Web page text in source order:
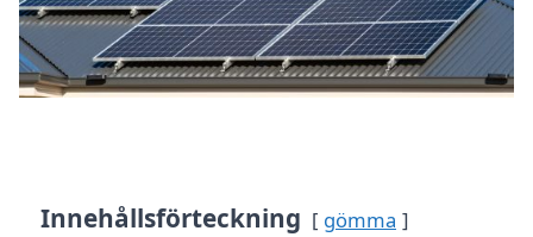
Innehållsförteckning gömma